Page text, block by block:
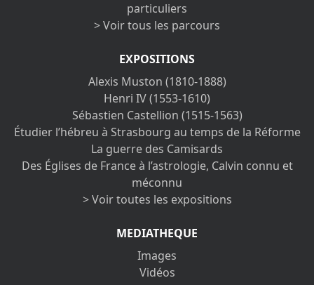
particuliers
> Voir tous les parcours
EXPOSITIONS
Alexis Muston (1810-1888)
Henri IV (1553-1610)
Sébastien Castellion (1515-1563)
Étudier l’hébreu à Strasbourg au temps de la Réforme
La guerre des Camisards
Des Églises de France à l’astrologie, Calvin connu et
méconnu
> Voir toutes les expositions
MEDIATHEQUE
Images
Vidéos